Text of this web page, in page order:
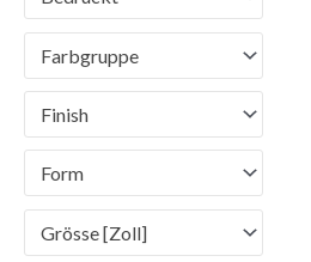
Farbgruppe
Finish
Form
Grösse [Zoll]